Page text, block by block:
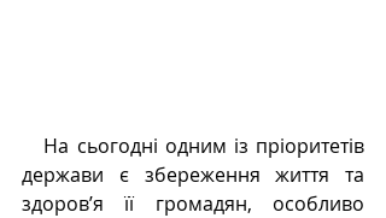
держави є збереження життя та
здоров’я її громадян, особливо